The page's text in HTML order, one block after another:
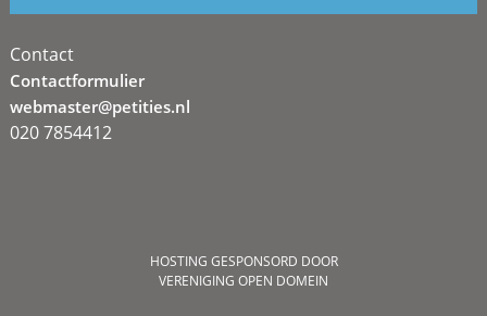
Contact
Contactformulier
webmaster@petities.nl
020 7854412
HOSTING GESPONSORD DOOR
VERENIGING OPEN DOMEIN